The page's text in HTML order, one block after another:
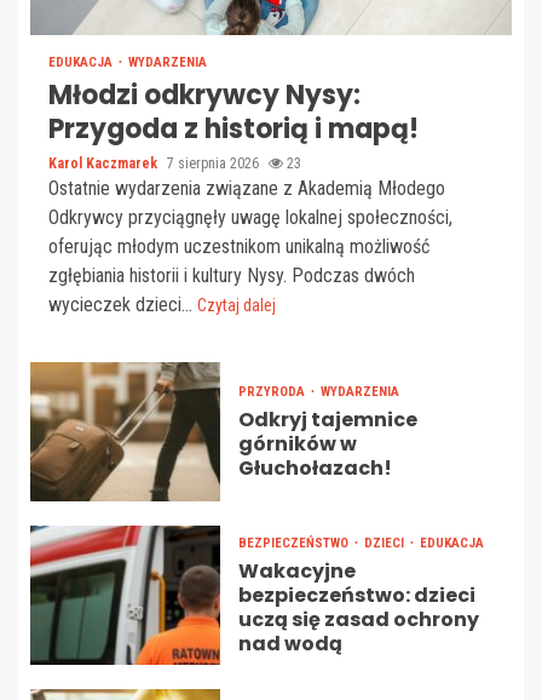
EDUKACJA WYDARZENIA
Młodzi odkrywcy Nysy:
Przygoda z historią i mapą!
Karol Kaczmarek 7 sierpnia 2026 23
Ostatnie wydarzenia związane z Akademią Młodego
Odkrywcy przyciągnęły uwagę lokalnej społeczności,
oferując młodym uczestnikom unikalną możliwość
zgłębiania historii i kultury Nysy. Podczas dwóch
wycieczek dzieci... Czytaj dalej
PRZYRODA WYDARZENIA
Odkryj tajemnice
górników w
Głuchołazach!
BEZPIECZEŃSTWO DZIECI EDUKACJA
Wakacyjne
bezpieczeństwo: dzieci
uczą się zasad ochrony
nad wodą